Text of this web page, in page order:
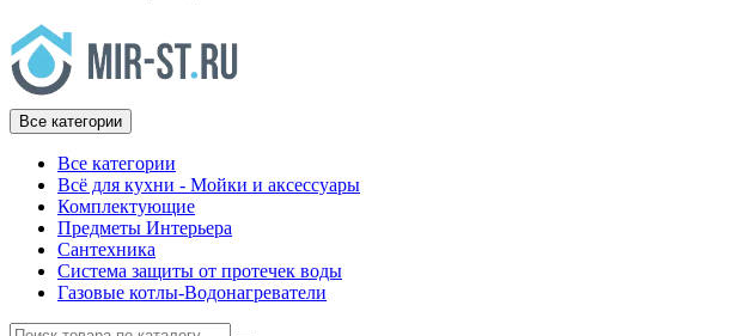
Все категории
Все категории
Всё для кухни - Мойки и аксессуары
Комплектующие
Предметы Интерьера
Сантехника
Система защиты от протечек воды
Газовые котлы-Водонагреватели